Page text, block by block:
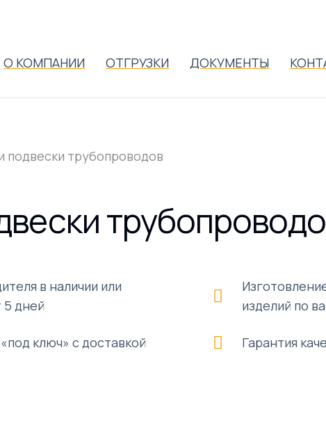
О КОМПАНИИ ОТГРУЗКИ ДОКУМЕНТЫ
подвески трубопроводов
в наличии или
5 дней
ключ» с доставкой
изделий по
Гарантия